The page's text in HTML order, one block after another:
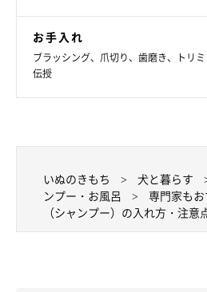
2 作っておいたシャンプー液を体に
お手入れ
ブラッシング、爪切り、歯磨き、トリ
伝授
いぬのきもち 犬と暮らす
ンプー・お風呂
専門家も
（シャンプー）の入れ方・注意